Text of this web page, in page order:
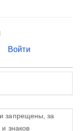
вкладка)
Войти
запрещены, за
знаков